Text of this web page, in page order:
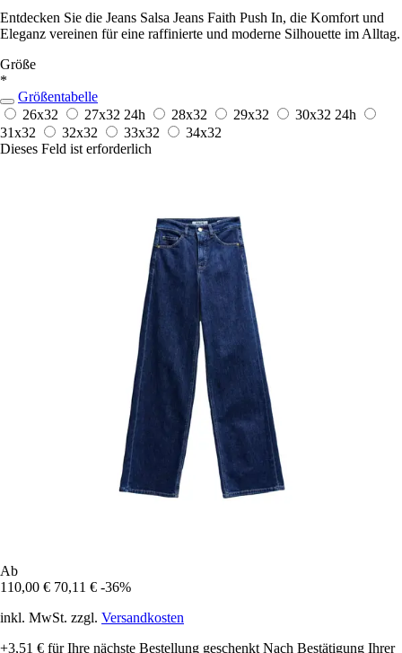
Entdecken Sie die Jeans Salsa Jeans Faith Push In, die Komfort und
Eleganz vereinen für eine raffinierte und moderne Silhouette im Alltag.
Größe
*
Größentabelle
26x32
27x32 24h 28x32 29x32 30x32 24h
31x32
32x32 33x32
34x32
Dieses Feld ist erforderlich
Ab
110,00 € 70,11 € -36%
inkl. MwSt. zzgl. Versandkosten
+3,51 € für Ihre nächste Bestellung geschenkt Nach Bestätigung Ihrer